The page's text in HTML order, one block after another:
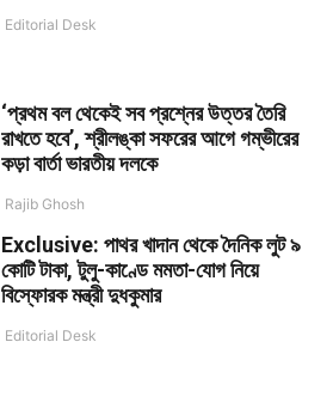
Editorial Desk
‘প্রথম বল থেকেই সব প্রশ্নের উত্তর তৈরি
রাখতে হবে’, শ্রীলঙ্কা সফরের আগে গম্ভীরের
কড়া বার্তা ভারতীয় দলকে
Rajib Ghosh
Exclusive: পাথর খাদান থেকে দৈনিক লুট ৯
কোটি টাকা, টুলু-কাণ্ডে মমতা-যোগ নিয়ে
বিস্ফোরক মন্ত্রী দুধকুমার
Editorial Desk